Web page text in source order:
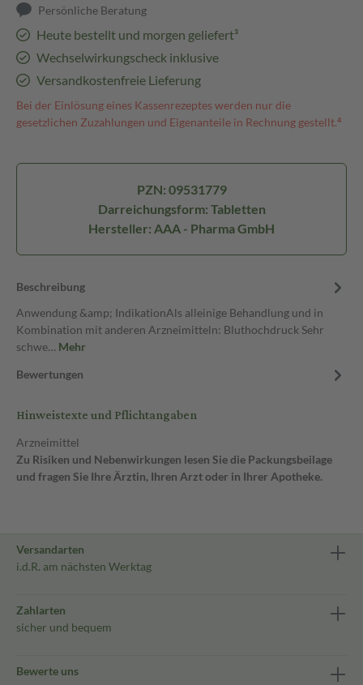
Persönliche Beratung
Heute bestellt und morgen geliefert³
Wechselwirkungscheck inklusive
Versandkostenfreie Lieferung
Bei der Einlösung eines Kassenrezeptes werden nur die
gesetzlichen Zuzahlungen und Eigenanteile in Rechnung gestellt.⁴
PZN: 09531779
Darreichungsform: Tabletten
Hersteller: AAA - Pharma GmbH
Beschreibung
Anwendung &amp; IndikationAls alleinige Behandlung und in
Kombination mit anderen Arzneimitteln: Bluthochdruck Sehr
schwe… Mehr
Bewertungen
Hinweistexte und Pflichtangaben
Arzneimittel
Zu Risiken und Nebenwirkungen lesen Sie die Packungsbeilage
und fragen Sie Ihre Ärztin, Ihren Arzt oder in Ihrer Apotheke.
Versandarten
i.d.R. am nächsten Werktag
Zahlarten
sicher und bequem
Bewerte uns